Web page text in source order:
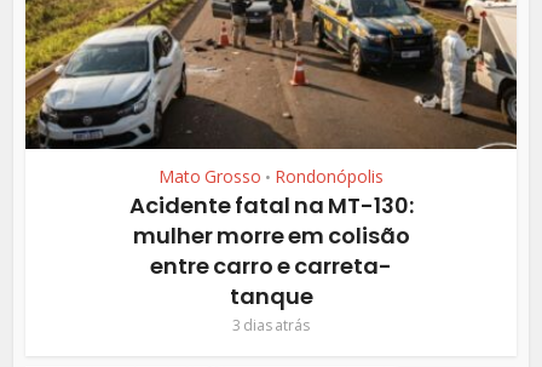
Mato Grosso • Rondonópolis
Acidente fatal na MT-130:
mulher morre em colisão
entre carro e carreta-
tanque
3 dias atrás